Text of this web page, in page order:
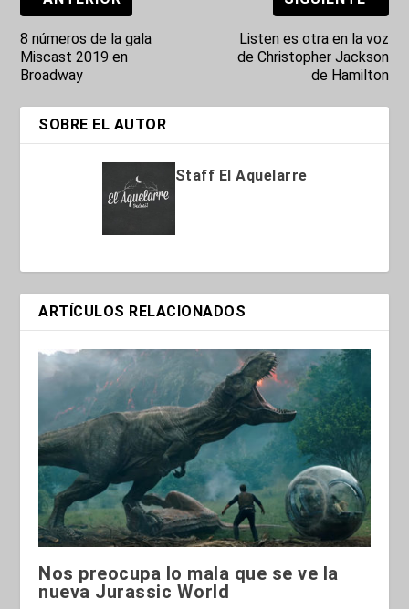
8 números de la gala
Miscast 2019 en
Broadway
Listen es otra en la voz
de Christopher Jackson
de Hamilton
SOBRE EL AUTOR
Staff El Aquelarre
ARTÍCULOS RELACIONADOS
Nos preocupa lo mala que se ve la
nueva Jurassic World